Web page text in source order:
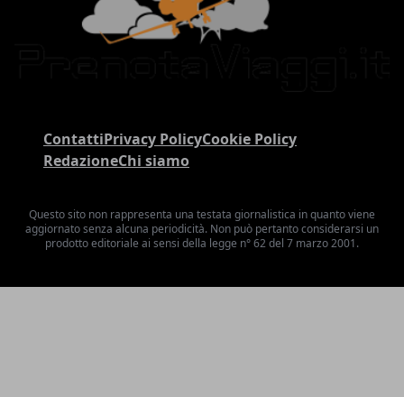
ContattiPrivacy PolicyCookie Policy
RedazioneChi siamo
Questo sito non rappresenta una testata giornalistica in quanto viene
aggiornato senza alcuna periodicità. Non può pertanto considerarsi un
prodotto editoriale ai sensi della legge n° 62 del 7 marzo 2001.